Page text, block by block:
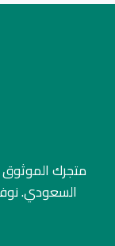
متجرك الموثوق
السعودي.